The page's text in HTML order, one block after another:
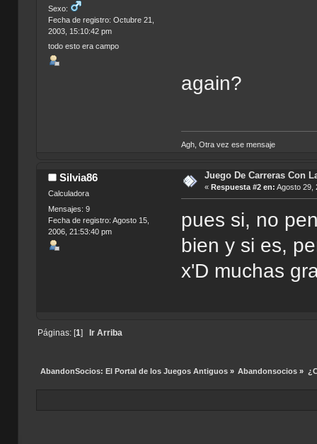
Sexo:
Fecha de registro: Octubre 21,
2003, 15:10:42 pm
todo esto era campo
again?
Agh, Otra vez ese mensaje
Silvia86
Calculadora
Mensajes: 9
Fecha de registro: Agosto 15,
2006, 21:53:40 pm
Juego De Carreras Con
« Respuesta #2 en: Agosto 29,
pues si, no
bien y si es,
x'D muchas
Páginas: [1] Ir Arriba
AbandonSocios: El Portal de los Juegos Antiguos» Abandonsocios »